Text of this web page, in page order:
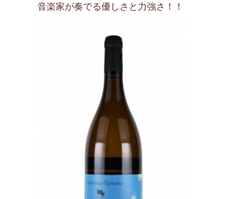
音楽家が奏でる優しさと力強さ！！